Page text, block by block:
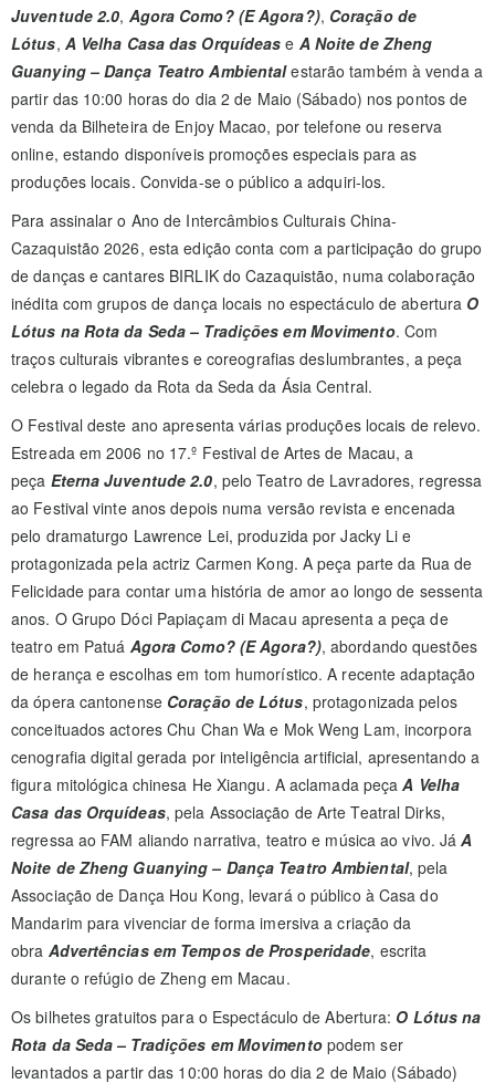
Juventude 2.0, Agora Como? (E Agora?), Coração de
Lótus, A Velha Casa das Orquídeas e A Noite de Zheng
Guanying – Dança Teatro Ambientalestarão também à venda a
partir das 10:00 horas do dia 2 de Maio (Sábado) nos pontos de
venda da Bilheteira de Enjoy Macao, por telefone ou reserva
online, estando disponíveis promoções especiais para as
produções locais. Convida-se o público a adquiri-los.
Para assinalar o Ano de Intercâmbios Culturais China-
Cazaquistão 2026, esta edição conta com a participação do grupo
de danças e cantares BIRLIK do Cazaquistão, numa colaboração
inédita com grupos de dança locais no espectáculo de abertura O
Lótus na Rota da Seda – Tradições em Movimento. Com
traços culturais vibrantes e coreografias deslumbrantes, a peça
celebra o legado da Rota da Seda da Ásia Central.
O Festival deste ano apresenta várias produções locais de relevo.
Estreada em 2006 no 17.º Festival de Artes de Macau, a
peça Eterna Juventude 2.0, pelo Teatro de Lavradores, regressa
ao Festival vinte anos depois numa versão revista e encenada
pelo dramaturgo Lawrence Lei, produzida por Jacky Li e
protagonizada pela actriz Carmen Kong. A peça parte da Rua de
Felicidade para contar uma história de amor ao longo de sessenta
anos. O Grupo Dóci Papiaçam di Macau apresenta a peça de
teatro em Patuá Agora Como? (E Agora?), abordando questões
de herança e escolhas em tom humorístico. A recente adaptação
da ópera cantonense Coração de Lótus, protagonizada pelos
conceituados actores Chu Chan Wa e Mok Weng Lam, incorpora
cenografia digital gerada por inteligência artificial, apresentando a
figura mitológica chinesa He Xiangu. A aclamada peçaA Velha
Casa das Orquídeas, pela Associação de Arte Teatral Dirks,
regressa ao FAM aliando narrativa, teatro e música ao vivo. JáA
Noite de Zheng Guanying – Dança Teatro Ambiental, pela
Associação de Dança Hou Kong, levará o público à Casa do
Mandarim para vivenciar de forma imersiva a criação da
obra Advertências em Tempos de Prosperidade, escrita
durante o refúgio de Zheng em Macau.
Os bilhetes gratuitos para o Espectáculo de Abertura: O Lótus na
Rota da Seda – Tradições em Movimentopodem ser
levantados a partir das 10:00 horas do dia 2 de Maio (Sábado)